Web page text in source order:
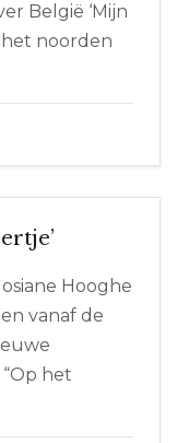
België ‘Mijn
noorden
Hooghe
vanaf de
het